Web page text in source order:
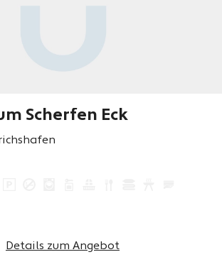
Scherfen Eck
Details zum Angebot